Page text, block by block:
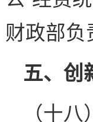
财政部负
五、创
（十